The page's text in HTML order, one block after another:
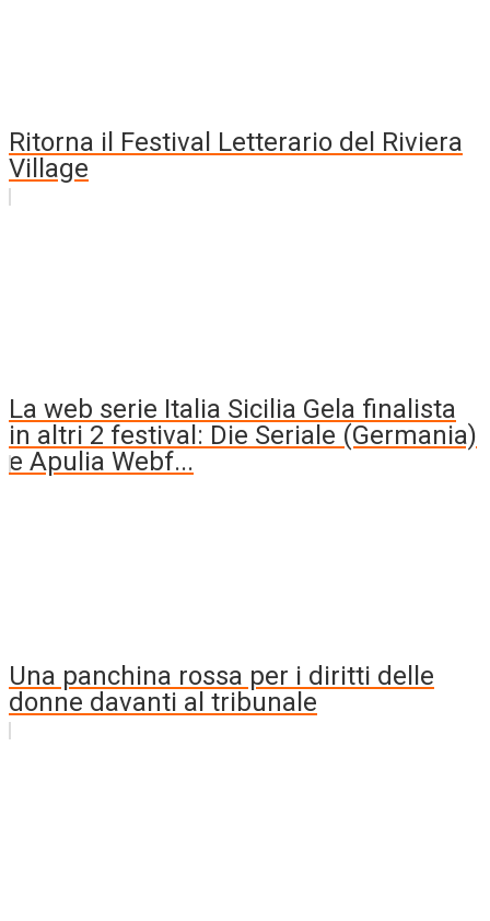
Ritorna il Festival Letterario del Riviera
Village
La web serie Italia Sicilia Gela finalista
in altri 2 festival: Die Seriale (Germania)
e Apulia Webf...
Una panchina rossa per i diritti delle
donne davanti al tribunale